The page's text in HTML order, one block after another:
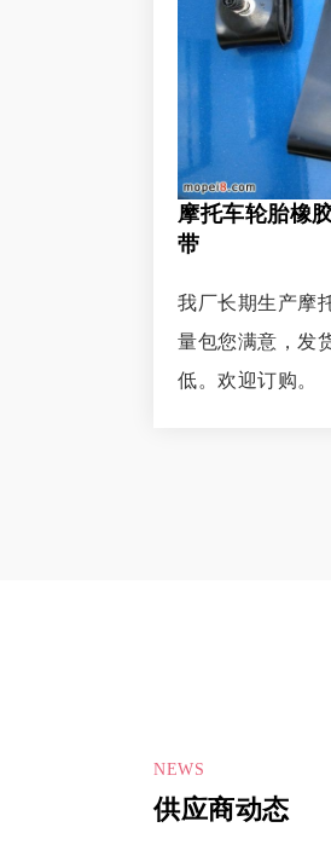
摩托车轮胎橡
带
我厂长期生产摩
量包您满意，发
低。欢迎订购。
NEWS
供应商动态